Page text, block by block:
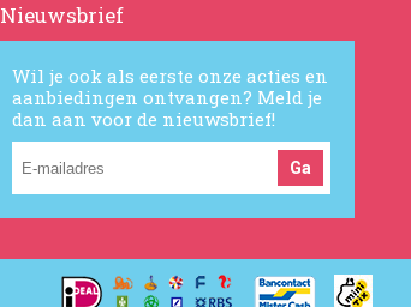
Nieuwsbrief
Wil je ook als eerste onze acties en
aanbiedingen ontvangen? Meld je
dan aan voor de nieuwsbrief!
Ga